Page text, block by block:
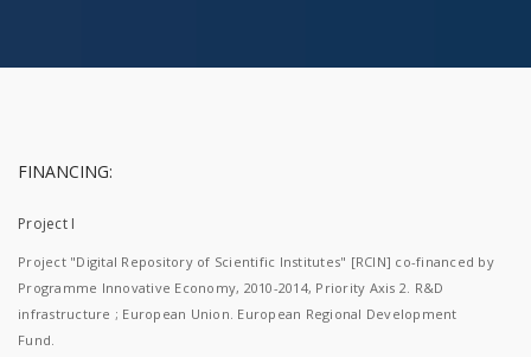
FINANCING:
Project I
Project "Digital Repository of Scientific Institutes" [RCIN] co-financed by
Programme Innovative Economy, 2010-2014, Priority Axis 2. R&D
infrastructure ; European Union. European Regional Development
Fund.